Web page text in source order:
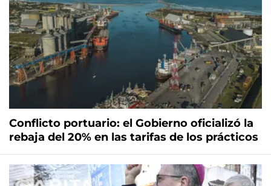
Conflicto portuario: el Gobierno oficializó la
rebaja del 20% en las tarifas de los prácticos